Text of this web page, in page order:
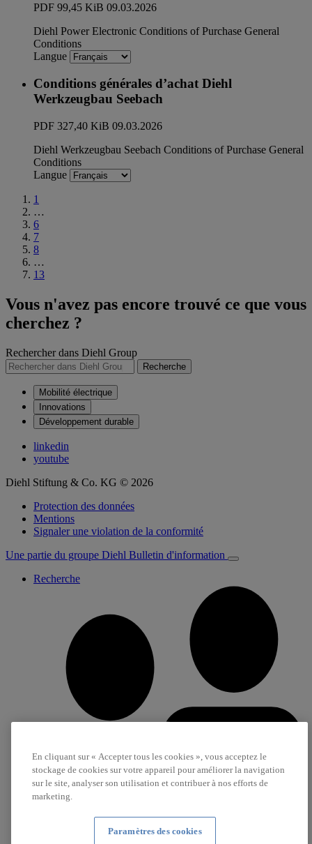
PDF 99,45 KiB 09.03.2026
Diehl Power Electronic Conditions of Purchase General
Conditions
Langue
Conditions générales d’achat Diehl
Werkzeugbau Seebach
PDF 327,40 KiB 09.03.2026
Diehl Werkzeugbau Seebach Conditions of Purchase General
Conditions
Langue
1
…
6
7
8
…
13
Vous n'avez pas encore trouvé ce que vous
cherchez ?
Rechercher dans Diehl Group
Recherche
Mobilité électrique
Innovations
Développement durable
linkedin
youtube
Diehl Stiftung & Co. KG © 2026
Protection des données
Mentions
Signaler une violation de la conformité
Une partie du groupe Diehl Bulletin d'information
Recherche
En cliquant sur « Accepter tous les cookies », vous acceptez le
stockage de cookies sur votre appareil pour améliorer la navigation
sur le site, analyser son utilisation et contribuer à nos efforts de
marketing.
Paramètres des cookies